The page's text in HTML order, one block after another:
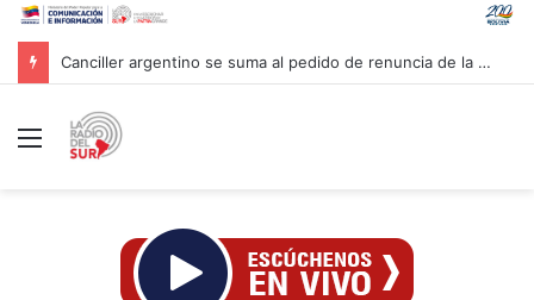
Canciller argentino se suma al pedido de renuncia de la vicepresidenta Villarruel
Menú